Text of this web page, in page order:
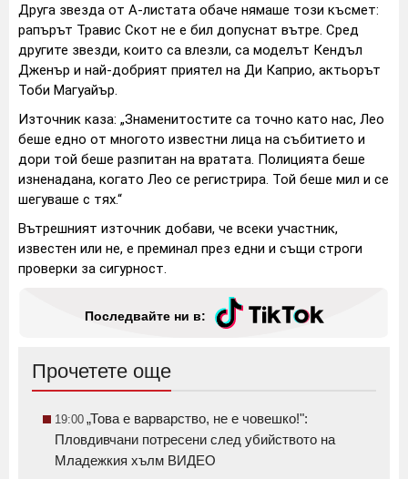
Друга звезда от А-листата обаче нямаше този късмет:
рапърът Травис Скот не е бил допуснат вътре. Сред
другите звезди, които са влезли, са моделът Кендъл
Дженър и най-добрият приятел на Ди Каприо, актьорът
Тоби Магуайър.
Източник каза: „Знаменитостите са точно като нас, Лео
беше едно от многото известни лица на събитието и
дори той беше разпитан на вратата. Полицията беше
изненадана, когато Лео се регистрира. Той беше мил и се
шегуваше с тях.“
Вътрешният източник добави, че всеки участник,
известен или не, е преминал през едни и същи строги
проверки за сигурност.
Последвайте ни в:
Прочетете още
19:00 „Това е варварство, не е човешко!":
Пловдивчани потресени след убийството на
Младежкия хълм ВИДЕО